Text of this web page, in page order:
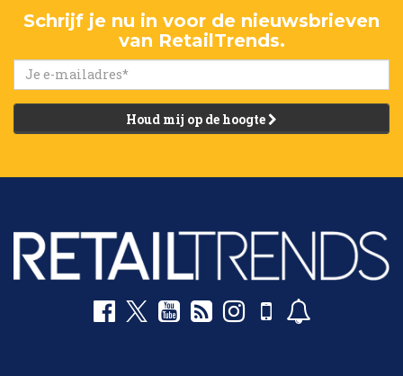
Schrijf je nu in voor de nieuwsbrieven
van RetailTrends.
Houd mij op de hoogte